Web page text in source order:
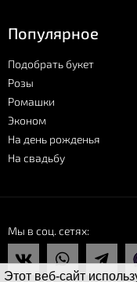
Этот веб-сайт
Популярное
Подобрать букет
Розы
Ромашки
Эконом
На день рожденья
На свадьбу
Мы в соц. сетях